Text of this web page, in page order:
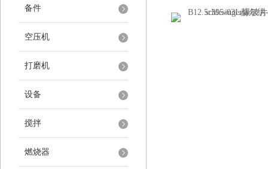
备件
空压机
打磨机
设备
搅拌
燃烧器